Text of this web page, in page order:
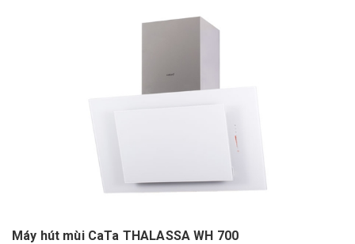
Máy hút mùi CaTa THALASSA WH 700